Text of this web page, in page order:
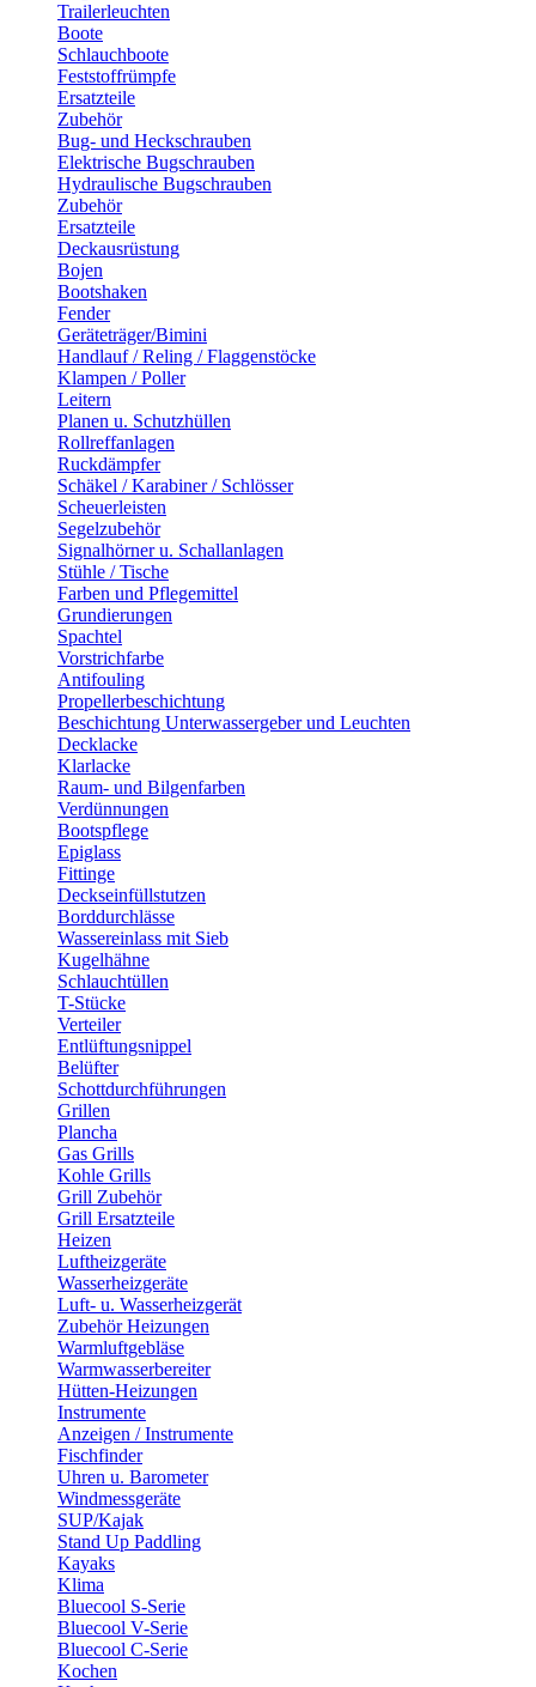
Trailerleuchten
Boote
Schlauchboote
Feststoffrümpfe
Ersatzteile
Zubehör
Bug- und Heckschrauben
Elektrische Bugschrauben
Hydraulische Bugschrauben
Zubehör
Ersatzteile
Deckausrüstung
Bojen
Bootshaken
Fender
Geräteträger/Bimini
Handlauf / Reling / Flaggenstöcke
Klampen / Poller
Leitern
Planen u. Schutzhüllen
Rollreffanlagen
Ruckdämpfer
Schäkel / Karabiner / Schlösser
Scheuerleisten
Segelzubehör
Signalhörner u. Schallanlagen
Stühle / Tische
Farben und Pflegemittel
Grundierungen
Spachtel
Vorstrichfarbe
Antifouling
Propellerbeschichtung
Beschichtung Unterwassergeber und Leuchten
Decklacke
Klarlacke
Raum- und Bilgenfarben
Verdünnungen
Bootspflege
Epiglass
Fittinge
Deckseinfüllstutzen
Borddurchlässe
Wassereinlass mit Sieb
Kugelhähne
Schlauchtüllen
T-Stücke
Verteiler
Entlüftungsnippel
Belüfter
Schottdurchführungen
Grillen
Plancha
Gas Grills
Kohle Grills
Grill Zubehör
Grill Ersatzteile
Heizen
Luftheizgeräte
Wasserheizgeräte
Luft- u. Wasserheizgerät
Zubehör Heizungen
Warmluftgebläse
Warmwasserbereiter
Hütten-Heizungen
Instrumente
Anzeigen / Instrumente
Fischfinder
Uhren u. Barometer
Windmessgeräte
SUP/Kajak
Stand Up Paddling
Kayaks
Klima
Bluecool S-Serie
Bluecool V-Serie
Bluecool C-Serie
Kochen